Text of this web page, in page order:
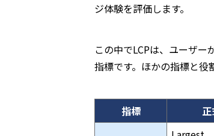
ジ体験を評価します。
この中でLCPは、ユーザ
指標です。ほかの指標と役
指標